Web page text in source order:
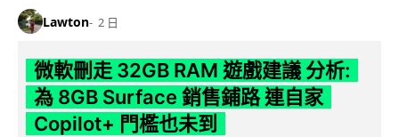
Lawton 2 日
微軟刪走 32GB RAM 遊戲建議 分析:
為 8GB Surface 銷售鋪路 連自家
Copilot+ 門檻也未到